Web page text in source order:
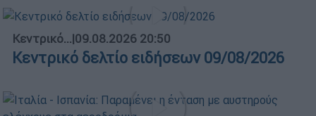
Κεντρικό...|09.08.2026 20:50
Κεντρικό δελτίο ειδήσεων 09/08/2026